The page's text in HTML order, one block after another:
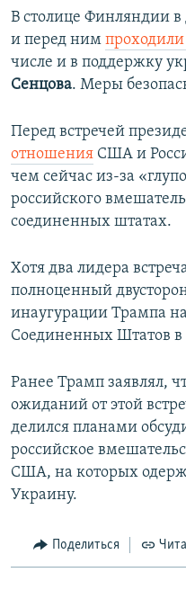
д
ы
д
у
и
й
с
л
а
д
д
у
ю
щ
й
с
л
а
й
В столице Финляндии
и перед ним проходили
числе и в поддержку
Сенцова. Меры
Перед встречей
отношения США и
чем сейчас из-за
российского
соединенных штатах.
Хотя два лидера
полноценный
инаугурации Трампа
Соединенных Штатов в
Ранее Трамп заявлял,
ожиданий от этой
делился планами
российское
США, на которых
Украину.
Поделиться